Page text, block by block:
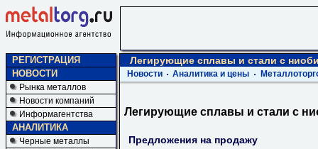
РЕГИСТРАЦИЯ
НОВОСТИ
Рынка металлов
Новости компаний
Информагентства
АНАЛИТИКА
Черные металлы
Легирующие сплавы и стали с
Новости Аналитика и цены
Легирующие сплавы и стали с
Предложения на продажу